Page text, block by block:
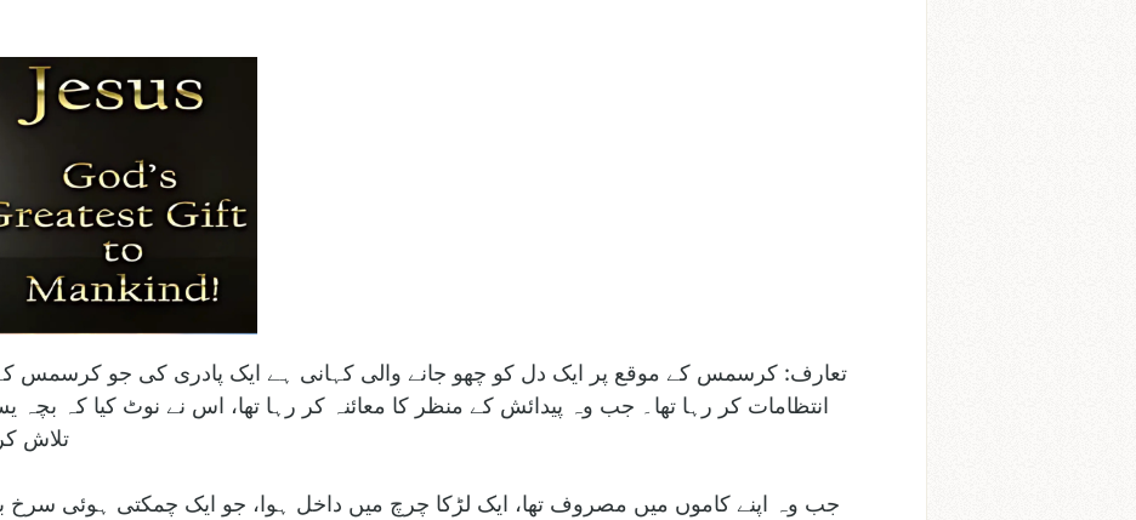
تعارف: کرسمس کے موقع پر ایک دل کو چھو جانے والی کہانی ہے ایک پادری کی جو کرسمس
انتظامات کر رہا تھا۔ جب وہ پیدائش کے منظر کا معائنہ کر رہا تھا، اس نے نوٹ کیا کہ
تلاش
جب وہ اپنے کاموں میں مصروف تھا، ایک لڑکا چرچ میں داخل ہوا، جو ایک چمکتی ہوئی سرخ